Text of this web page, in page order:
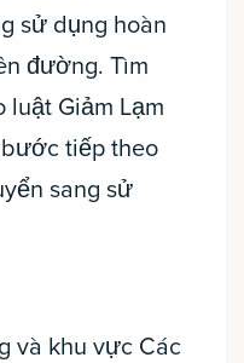
sử dụng hoàn
đường. Tìm
luật Giảm Lạm
tiếp theo
sang sử
và khu vực Các